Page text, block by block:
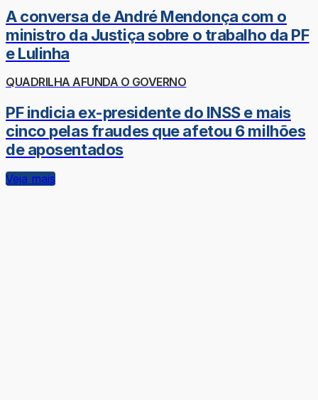
A conversa de André Mendonça com o
ministro da Justiça sobre o trabalho da PF
e Lulinha
QUADRILHA AFUNDA O GOVERNO
PF indicia ex-presidente do INSS e mais
cinco pelas fraudes que afetou 6 milhões
de aposentados
Veja mais